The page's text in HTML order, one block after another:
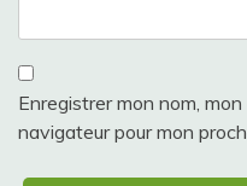
Enregistrer mon nom,
navigateur pour mon